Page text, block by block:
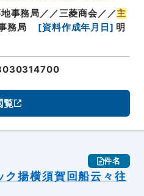
事務局／／三菱商会／／主
務局 [資料作成年月日 ] 明
覧
件名
ク揚横須賀回船云々往